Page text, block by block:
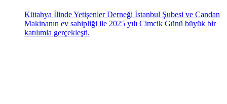
Kütahya İlinde Yetişenler Derneği İstanbul Şubesi ve Candan
Makinanın ev sahipliği ile 2025 yılı Cimcik Günü büyük bir
katılımla gerçekleşti.